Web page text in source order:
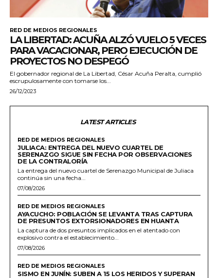
RED DE MEDIOS REGIONALES
LA LIBERTAD: ACUÑA ALZÓ VUELO 5 VECES
PARA VACACIONAR, PERO EJECUCIÓN DE
PROYECTOS NO DESPEGÓ
El gobernador regional de La Libertad, César Acuña Peralta, cumplió
escrupulosamente con tomarse los...
26/12/2023
LATEST ARTICLES
RED DE MEDIOS REGIONALES
JULIACA: ENTREGA DEL NUEVO CUARTEL DE
SERENAZGO SIGUE SIN FECHA POR OBSERVACIONES
DE LA CONTRALORÍA
La entrega del nuevo cuartel de Serenazgo Municipal de Juliaca
continúa sin una fecha...
07/08/2026
RED DE MEDIOS REGIONALES
AYACUCHO: POBLACIÓN SE LEVANTA TRAS CAPTURA
DE PRESUNTOS EXTORSIONADORES EN HUANTA
La captura de dos presuntos implicados en el atentado con
explosivo contra el establecimiento...
07/08/2026
RED DE MEDIOS REGIONALES
SISMO EN JUNÍN: SUBEN A 15 LOS HERIDOS Y SUPERAN